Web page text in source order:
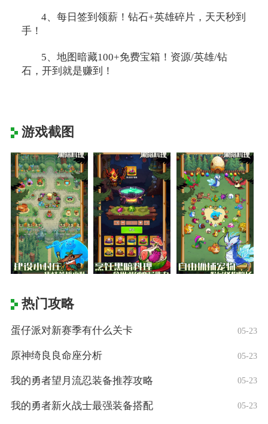
4、每日签到领薪！钻石+英雄碎片，天天秒到
手！
5、地图暗藏100+免费宝箱！资源/英雄/钻
石，开到就是赚到！
游戏截图
热门攻略
蛋仔派对新赛季有什么关卡 05-23
原神绮良良命座分析 05-23
我的勇者望月流忍装备推荐攻略 05-23
我的勇者新火战士最强装备搭配 05-23